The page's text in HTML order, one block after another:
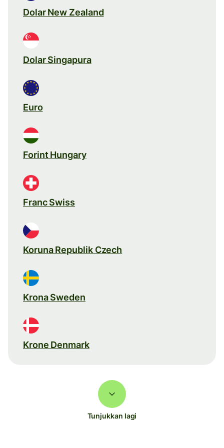
Dolar New Zealand
Dolar Singapura
Euro
Forint Hungary
Franc Swiss
Koruna Republik Czech
Krona Sweden
Krone Denmark
Tunjukkan lagi